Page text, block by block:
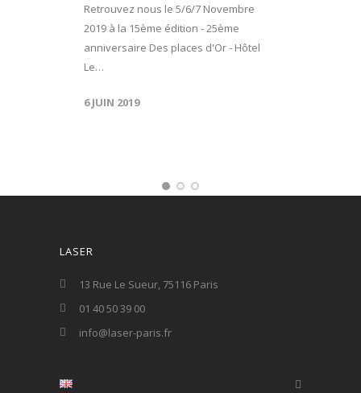
Retrouvez nous le 5/6/7 Novembre
2019 à la 15ème édition - 25ème
anniversaire Des places d'Or - Hôtel
Le…
6 JUIN 2019
LASER
13 Rue Le Sueur, 75116 Paris
01 40 50 39 00
info@laser-paris.fr